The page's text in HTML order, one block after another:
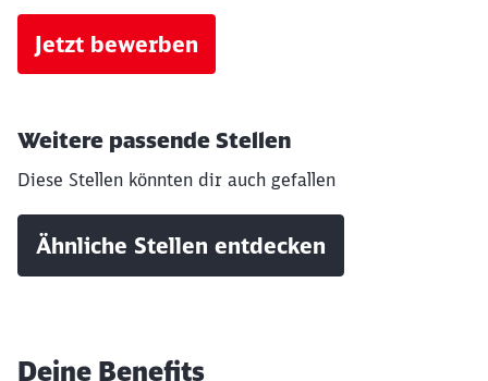
Jetzt bewerben
Weitere passende Stellen
Diese Stellen könnten dir auch gefallen
Ähnliche Stellen entdecken
Deine Benefits